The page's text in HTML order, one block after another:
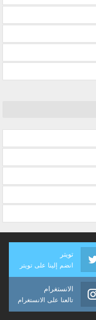
تويتر
انضم إلينا على تويتر
الانستغرام
تالعنا على الانستغرام